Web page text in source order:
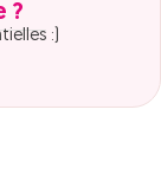
?
:)